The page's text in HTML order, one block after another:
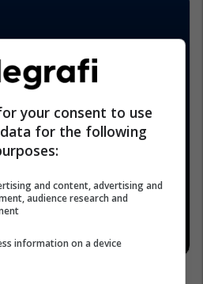
your consent to use
for the following
and content, advertising and
audience research and
information on a device